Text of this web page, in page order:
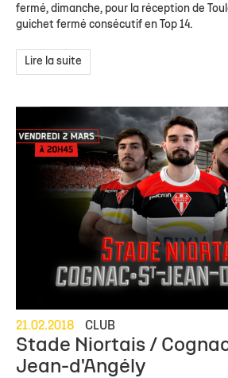
fermé, dimanche, pour la réception de
guichet fermé consécutif en Top 14.
Lire la suite
21.02.2018 CLUB
Stade Niortais /
Jean-d'Angély